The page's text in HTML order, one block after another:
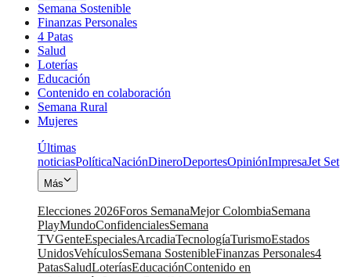
Semana Sostenible
Finanzas Personales
4 Patas
Salud
Loterías
Educación
Contenido en colaboración
Semana Rural
Mujeres
Últimas
noticiasPolíticaNaciónDineroDeportesOpiniónImpresaJet Set
Más
Elecciones 2026Foros SemanaMejor ColombiaSemana
PlayMundoConfidencialesSemana
TVGenteEspecialesArcadiaTecnologíaTurismoEstados
UnidosVehículosSemana SostenibleFinanzas Personales4
PatasSaludLoteríasEducaciónContenido en